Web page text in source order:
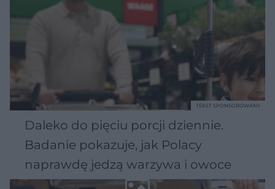
Daleko do pięciu porcji dziennie.
Badanie pokazuje, jak Polacy
naprawdę jedzą warzywa i owoce
TEKST SPONSOROWANY